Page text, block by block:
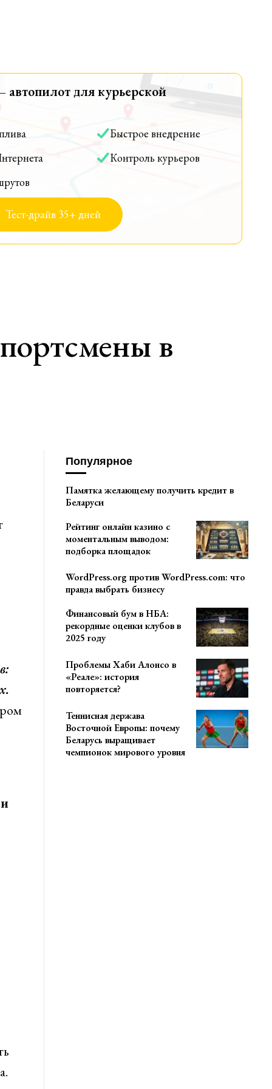
для курьерской
Быстрое внедрение
Контроль курьеров
Тест-драйв 35+ дней
в
Популярное
Памятка желающему получить кредит в
Беларуси
Рейтинг онлайн казино с
моментальным выводом:
подборка площадок
WordPress.org против WordPress.com: что
правда выбрать бизнесу
Финансовый бум в НБА:
рекордные оценки клубов в
2025 году
Проблемы Хаби Алонсо в
«Реале»: история
повторяется?
Теннисная держава
Восточной Европы: почему
Беларусь выращивает
чемпионок мирового уровня